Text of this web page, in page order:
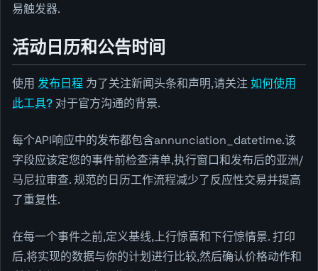
易触发器.
活动日历和公告时间
使用 发布日程 为了关注新闻头条和声明,请关注 如何使用
此工具? 对于官方沟通的背景.
每个API响应中的发布都包含annunciation_datetime.该
字段应该定您的事件前检查清单,执行窗口和发布后的亚洲/
马尼拉审查. 规范的日历工作流程减少了反应性交易并提高
了重复性.
在每一个事件之前,定义基线,上行惊喜和下行惊情景. 打印
后,将实现的数据与你的计划进行比较,然后确认价格动作和